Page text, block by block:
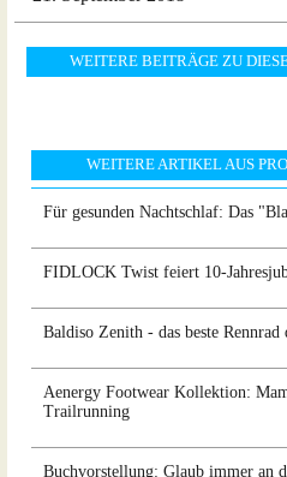
WEITERE BEITRÄGE ZU
WEITERE ARTIKEL AUS
Für gesunden Nachtschlaf: Das
FIDLOCK Twist feiert 10-
Baldiso Zenith - das beste Rennrad
Aenergy Footwear Kollektion:
Trailrunning
Buchvorstellung: Glaub immer an